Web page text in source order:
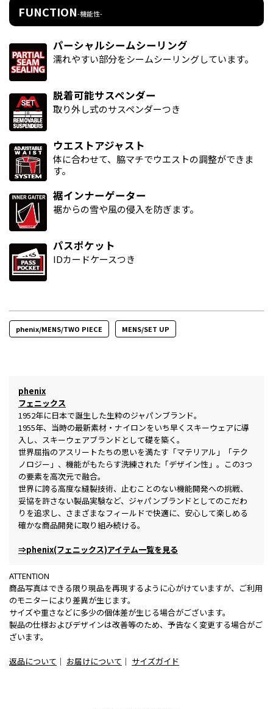
FUNCTION-機能性-
パーシャルシームシーリング
濡れやすい部分をシームシーリングしています。
脱着可能サスペンダー
取り外し式のサスペンダーつき
ウエストアジャスト
体に合わせて、脇マチでウエストの調整ができま
す。
裾インナーゲーター
裾からの雪や風の侵入を防ぎます。
パスポケット
IDカードケースつき
phenix/MENS/TWO PIECE MENS/SET UP
phenix
フェニックス
1952年に日本で誕生した生粋のジャパンブランド。
1955年、当時の最新素材・ナイロンをいち早くスキーウェアに導
入し、スキーウェアブランドとして礎を築く。
世界屈指のアスリートたちの思いを満たす「マテリアル」「テク
ノロジー」、機能がもたらす洗練された「デザイン性」。この3つ
の要素を高次元で融合。
世界に誇る高度な縫製技術、止むことのない機能開発への挑戦、
妥協を許さない製品実験など、ジャパンブランドとしてのこだわ
りを追求し、さまざまなフィールドで快適に、安心して楽しめる
確かな商品開発に取り組み続ける。
⇒phenix(フェニックス)アイテム一覧を見る
ATTENTION
商品写真はできる限り現品を再現するように心がけていますが、ご利用
のモニターにより差異が生じます。
サイズや重さなどに多少の個体差が生じる場合がございます。
製品の仕様およびデザインは改善等のため、予告なく変更する場合がご
ざいます。
返品について ｜ お届けについて ｜ サイズガイド